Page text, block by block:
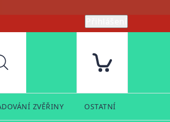
Hledat
ZVĚŘINY OSTATNÍ